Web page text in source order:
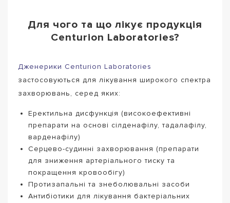
Для чого та що лікує продукція
Centurion Laboratories?
Дженерики Centurion Laboratories
застосовуються для лікування широкого спектра
захворювань, серед яких:
Еректильна дисфункція (високоефективні
препарати на основі сілденафілу, тадалафілу,
варденафілу)
Серцево-судинні захворювання (препарати
для зниження артеріального тиску та
покращення кровообігу)
Протизапальні та знеболювальні засоби
Антибіотики для лікування бактеріальних